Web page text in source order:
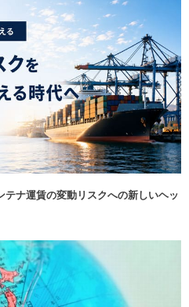
ナ運賃の変動リスクへの新しいヘッ